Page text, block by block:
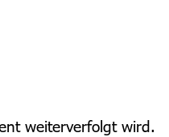
weiterverfolgt wird.